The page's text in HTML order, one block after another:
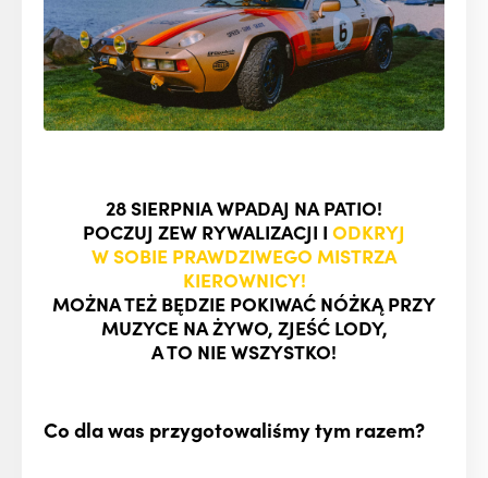
28 SIERPNIA WPADAJ NA PATIO!
POCZUJ ZEW RYWALIZACJI I ODKRYJ
W SOBIE PRAWDZIWEGO MISTRZA
KIEROWNICY!
MOŻNA TEŻ BĘDZIE POKIWAĆ NÓŻKĄ PRZY
MUZYCE NA ŻYWO, ZJEŚĆ LODY,
A TO NIE WSZYSTKO!
Co dla was przygotowaliśmy tym razem?